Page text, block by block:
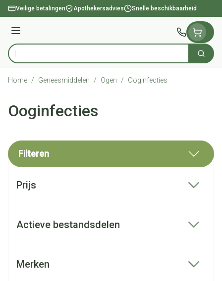
Ga naar de inhoud
Veilige betalingen Apothekersadvies Snelle beschikbaarheid
Menu
Product, merk, categorie... Zoek
Home / Geneesmiddelen / Ogen / Ooginfecties
Ooginfecties
Filteren
Prijs
Actieve bestandsdelen
Merken